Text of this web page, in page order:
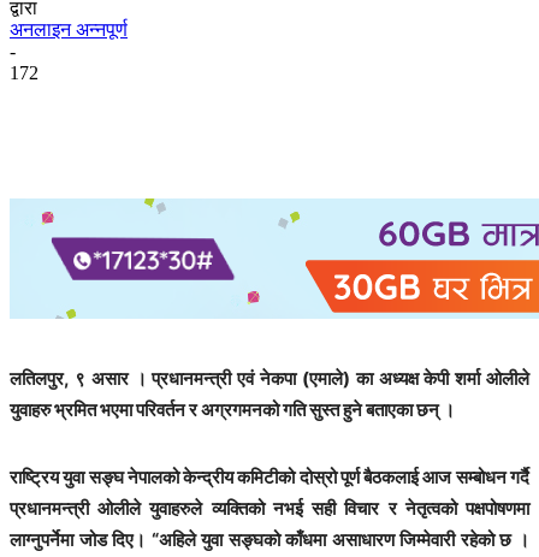
द्वारा
अनलाइन अन्नपूर्ण
-
172
लतिलपुर, ९ असार । प्रधानमन्त्री एवं नेकपा (एमाले) का अध्यक्ष केपी शर्मा ओलीले
युवाहरु भ्रमित भएमा परिवर्तन र अग्रगमनको गति सुस्त हुने बताएका छन् ।
राष्ट्रिय युवा सङ्घ नेपालको केन्द्रीय कमिटीको दोस्रो पूर्ण बैठकलाई आज सम्बोधन गर्दै
प्रधानमन्त्री ओलीले युवाहरुले व्यक्तिको नभई सही विचार र नेतृत्वको पक्षपोषणमा
लाग्नुपर्नेमा जोड दिए। “अहिले युवा सङ्घको काँधमा असाधारण जिम्मेवारी रहेको छ ।